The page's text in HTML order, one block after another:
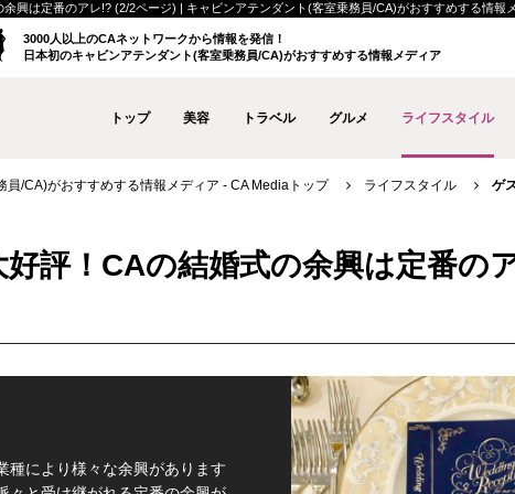
興は定番のアレ!? (2/2ページ) | キャビンアテンダント(客室乗務員/CA)がおすすめする情報
3000人以上のCAネットワークから情報を発信！
日本初のキャビンアテンダント(客室乗務員/CA)がおすすめする情報メディア
トップ 美容 トラベル グルメ ライフスタイル
員/CA)がおすすめする情報メディア - CA Mediaトップ ライフスタイル ゲ
評！CAの結婚式の余興は定番の
種により様々な余興があります